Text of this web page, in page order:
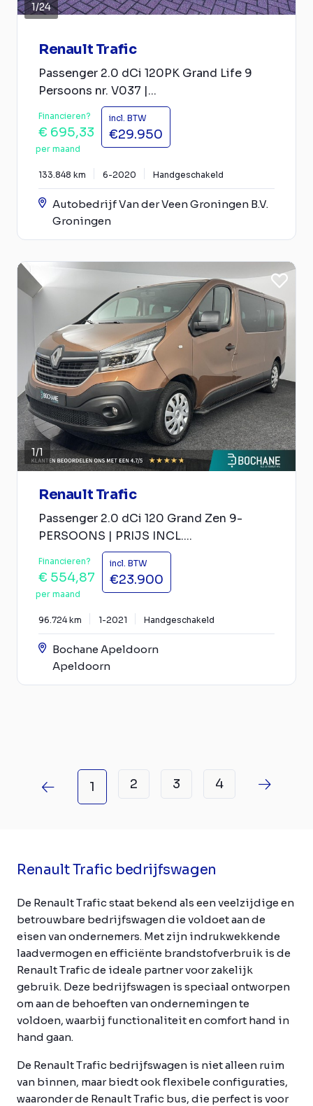
1/24
Renault Trafic
Passenger 2.0 dCi 120PK Grand Life 9
Persoons nr. V037 |...
Financieren?
€ 695,33
per maand
incl. BTW
€29.950
133.848 km 6-2020 Handgeschakeld
Autobedrijf Van der Veen Groningen B.V.
Groningen
1/1
Renault Trafic
Passenger 2.0 dCi 120 Grand Zen 9-
PERSOONS | PRIJS INCL....
Financieren?
€ 554,87
per maand
incl. BTW
€23.900
96.724 km 1-2021 Handgeschakeld
Bochane Apeldoorn
Apeldoorn
1 2 3 4
Renault Trafic bedrijfswagen
De Renault Trafic staat bekend als een veelzijdige en
betrouwbare bedrijfswagen die voldoet aan de
eisen van ondernemers. Met zijn indrukwekkende
laadvermogen en efficiënte brandstofverbruik is de
Renault Trafic de ideale partner voor zakelijk
gebruik. Deze bedrijfswagen is speciaal ontworpen
om aan de behoeften van ondernemingen te
voldoen, waarbij functionaliteit en comfort hand in
hand gaan.
De Renault Trafic bedrijfswagen is niet alleen ruim
van binnen, maar biedt ook flexibele configuraties,
waaronder de Renault Trafic bus, die perfect is voor